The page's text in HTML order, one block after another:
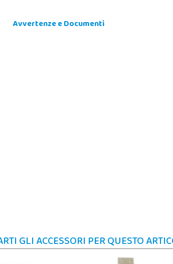
Avvertenze e Documenti
GLI ACCESSORI PER QUESTO